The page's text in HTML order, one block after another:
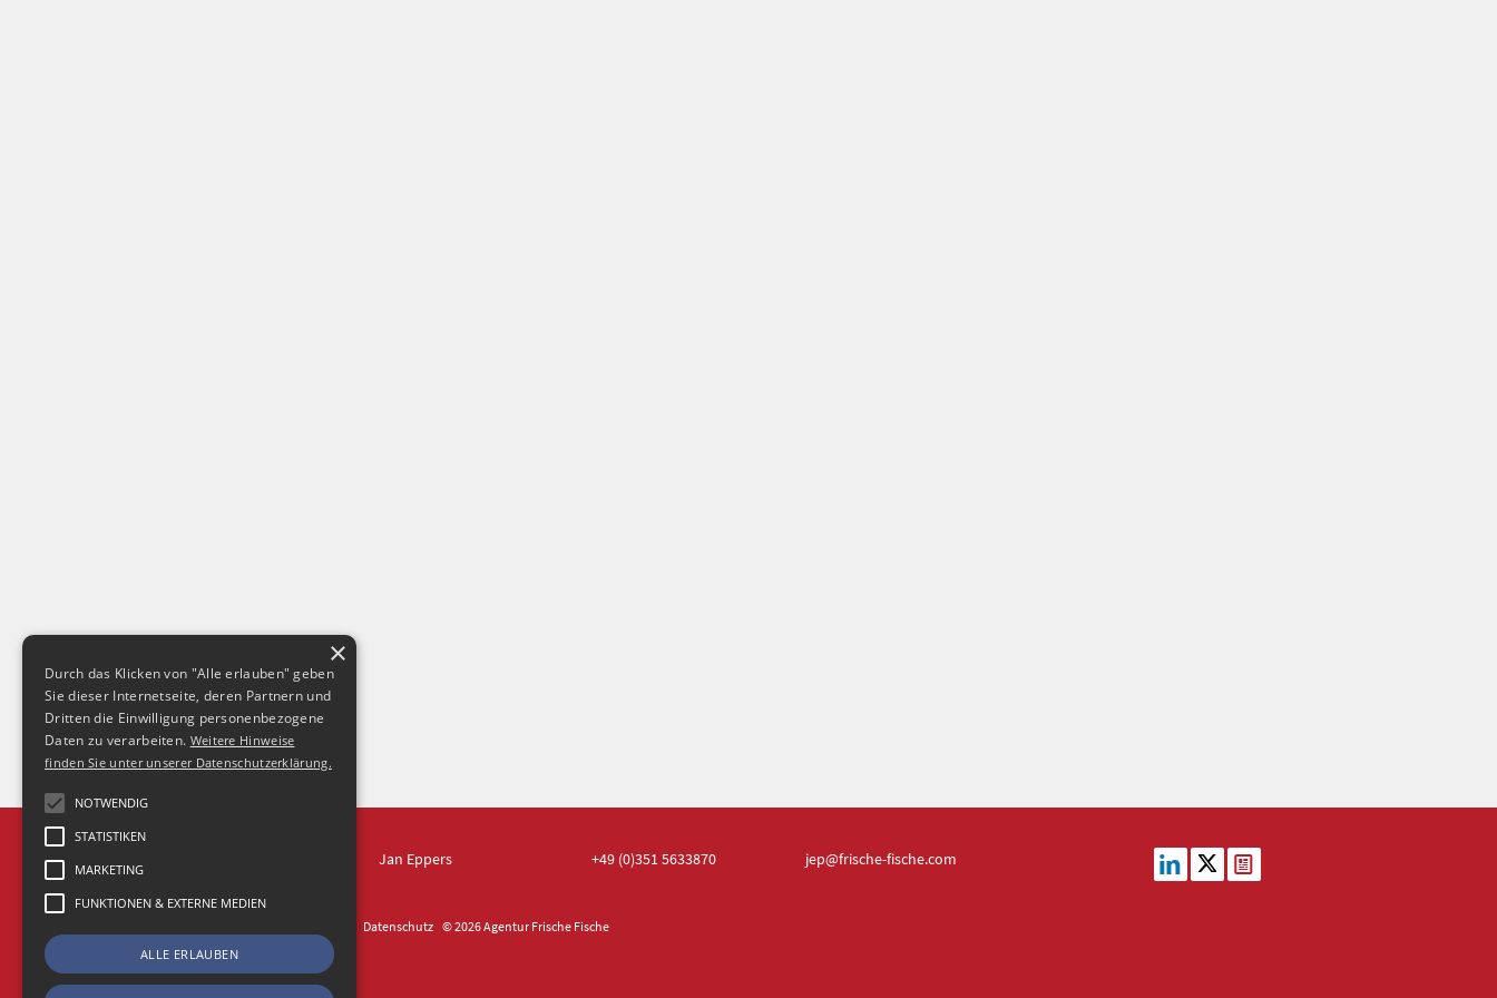
Jan Eppers +49 (0)3515633870 jep@frische-fische.com
Datenschutz © 2026 Agentur Frische Fische
×
Durch das Klicken von "Alle erlauben" geben
Sie dieser Internetseite, deren Partnern und
Dritten die Einwilligung personenbezogene
Daten zu verarbeiten. Weitere Hinweise
finden Sie unter unserer Datenschutzerklärung.
NOTWENDIG
STATISTIKEN
MARKETING
FUNKTIONEN & EXTERNE MEDIEN
ALLE ERLAUBEN